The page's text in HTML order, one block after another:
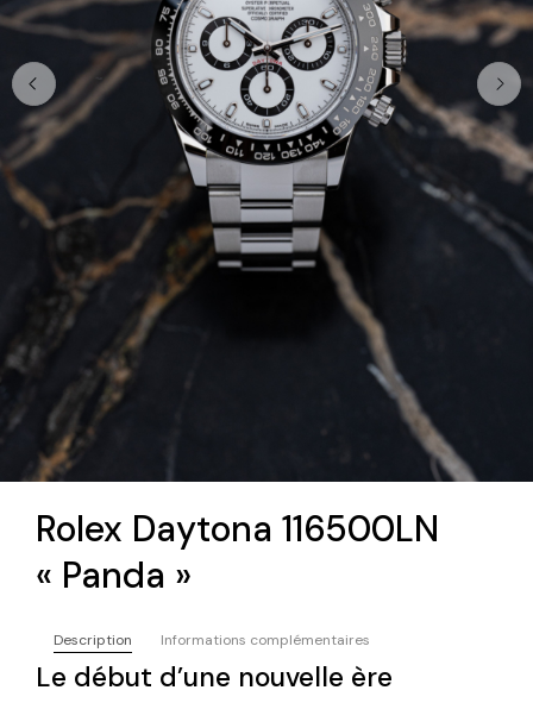
Rolex Daytona 116500LN
« Panda »
Description Informations complémentaires
Le début d’une nouvelle ère